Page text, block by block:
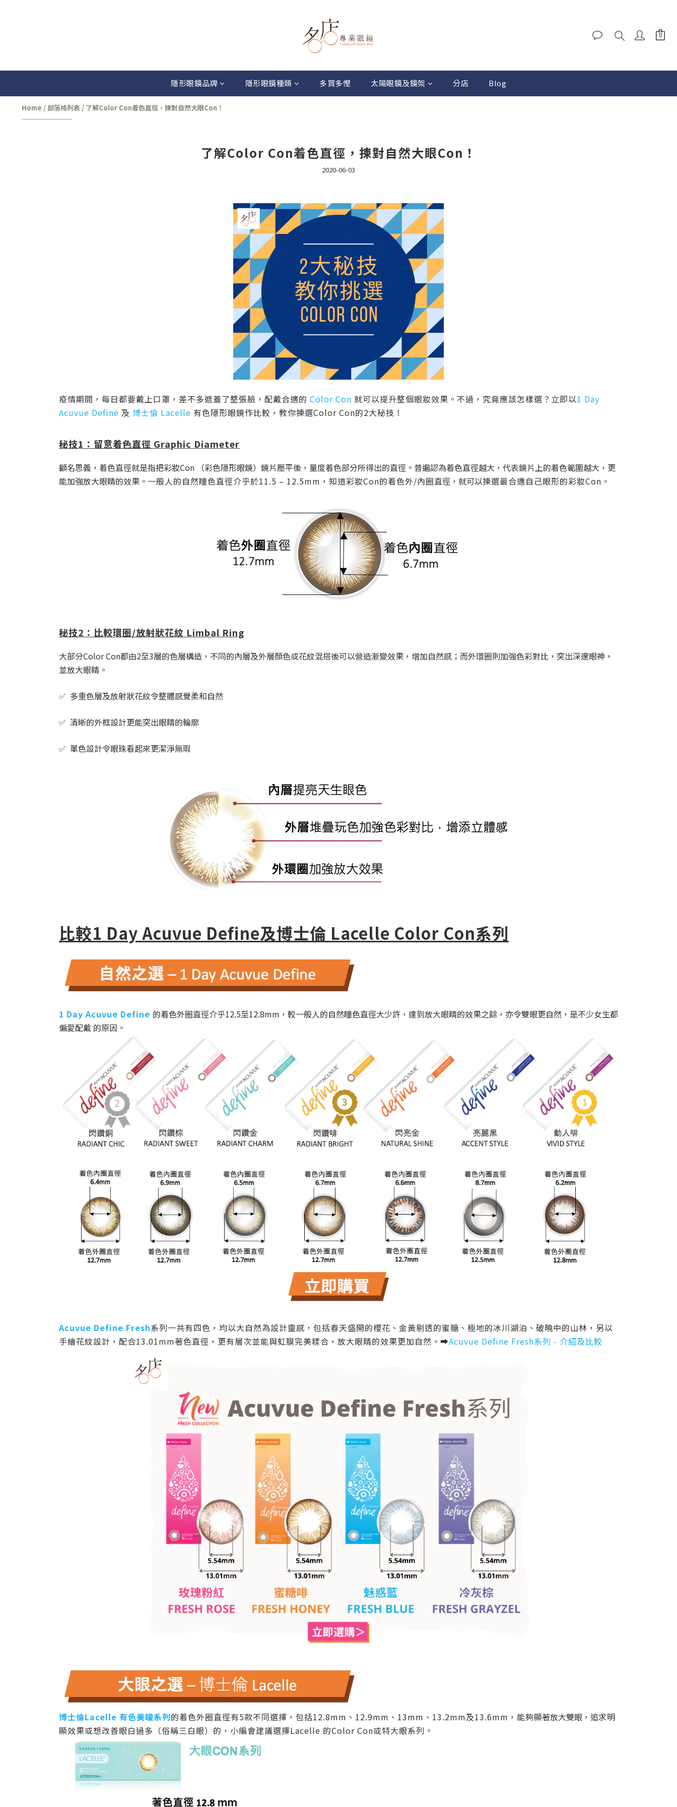
隱形眼鏡品牌 隱形眼鏡種類 多買多慳 太陽眼鏡及鏡架 分店 Blog
Home / 部落格列表 / 了解Color Con着色直徑，揀對自然大眼Con！
了解Color Con着色直徑，揀對自然大眼Con！
2020-06-03
疫情期間，每日都要戴上口罩，差不多遮蓋了整張臉，配戴合適的 Color Con 就可以提升整個眼妝效果。不過，究竟應該怎樣選？立即以1 Day
Acuvue Define 及 博士倫 Lacelle 有色隱形眼鏡作比較，教你揀選Color Con的2大秘技！
秘技1：留意着色直徑 Graphic Diameter
顧名思義，着色直徑就是指把彩妝Con （彩色隱形眼鏡）鏡片壓平後，量度着色部分所得出的直徑。普遍認為着色直徑越大，代表鏡片上的着色範圍越大，更
能加強放大眼睛的效果。 一般人的自然瞳色直徑介乎於11.5 – 12.5mm，知道彩妝Con的着色外/內圈直徑，就可以揀選最合適自己眼形的彩妝Con。
秘技2：比較環圈/放射狀花紋 Limbal Ring
大部分Color Con都由2至3層的色層構造，不同的內層及外層顏色或花紋混搭後可以營造漸變效果，增加自然感；而外環圈則加強色彩對比，突出深邃眼神，
並放大眼睛。
✅ 多重色層及放射狀花紋令整體感覺柔和自然
✅ 清晰的外框設計更能突出眼睛的輪廓
✅ 單色設計令眼珠看起來更潔淨無瑕
比較1 Day Acuvue Define及博士倫 Lacelle Color Con系列
1 Day Acuvue Define 的着色外圈直徑介乎12.5至12.8mm，較一般人的自然瞳色直徑大少許，達到放大眼睛的效果之餘，亦令雙眼更自然，是不少女生都
偏愛配戴 的原因。
Acuvue Define Fresh系列一共有四色，均以大自然為設計靈感，包括春天盛開的櫻花、金黃剔透的蜜糖、極地的冰川湖泊、破曉中的山林，另以
手繪花紋設計，配合13.01mm著色直徑，更有層次並能與虹膜完美糅合，放大眼睛的效果更加自然。➡️Acuvue Define Fresh系列 - 介紹及比較
博士倫Lacelle 有色美瞳系列的着色外圈直徑有5款不同選擇，包括12.8mm、12.9mm、13mm、13.2mm及13.6mm，能夠顯著放大雙眼，追求明
顯效果或想改善眼白過多（俗稱三白眼）的，小編會建議選擇Lacelle 的Color Con或特大眼系列。